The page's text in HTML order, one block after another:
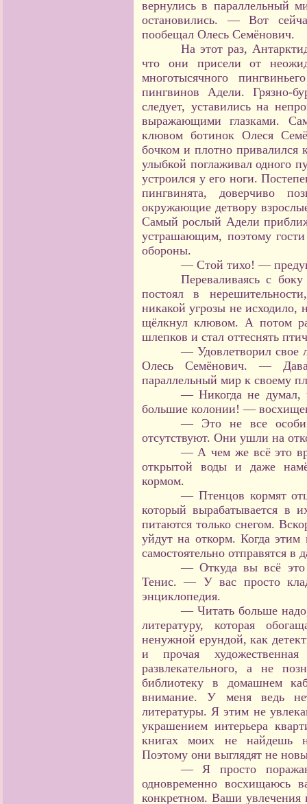
вернулись в параллельный
остановились. — Вот
пообещал Олесь Семёнович.
На этот раз,
что они присели от
многотысячного
пингвинов Адели. Грязно-
следует, уставились на
выражающими глазками.
клювом ботинок Олеся
бочком и плотно привалился
улыбкой поглаживал одного
устроился у его ноги.
пингвинята, доверчиво
окружающие детвору
Самый рослый Адели
устрашающим, поэтому
обороны.
— Стой тихо! —
Переваливаясь с
постоял в
никакой угрозы не исходило,
щёлкнул клювом. А потом
шлепков и стал оттеснять
— Удовлетворил свое
Олесь Семёнович. —
параллельный мир к своему
— Никогда не думал,
большие колонии! —
— Это не все
отсутствуют. Они ушли на
— А чем же всё это
открытой воды и даже
кормом.
— Птенцов кормят
который вырабатывается в
питаются только снегом.
уйдут на откорм. Когда
самостоятельно отправятся в
— Откуда вы всё это
Тенис. — У вас просто
энциклопедия.
— Читать больше
литературу, которая
ненужной ерундой, как
и прочая
развлекательного, а не
библиотеку в домашнем
внимание. У меня ведь
литературы. Я этим не
украшением интерьера
книгах моих не найдешь
Поэтому они выглядят не
— Я просто
одновременно восхищаюсь
конкретном. Ваши увлечения